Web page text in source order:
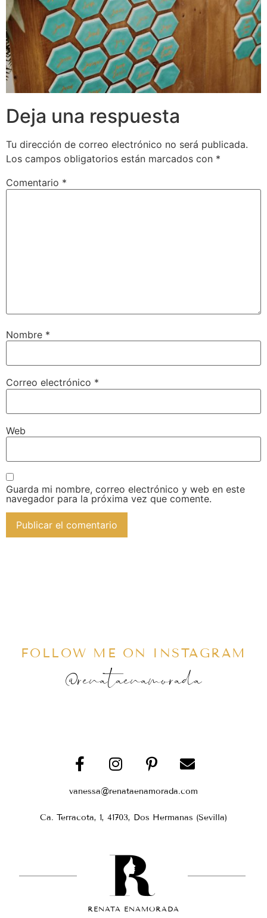
Deja una respuesta
Tu dirección de correo electrónico no será publicada.
Los campos obligatorios están marcados con *
Comentario *
Nombre *
Correo electrónico *
Web
Guarda mi nombre, correo electrónico y web en este
navegador para la próxima vez que comente.
FOLLOW ME ON INSTAGRAM
@renataenamorada
vanessa@renataenamorada.com
Ca. Terracota, 1, 41703, Dos Hermanas (Sevilla)
RENATA ENAMORADA